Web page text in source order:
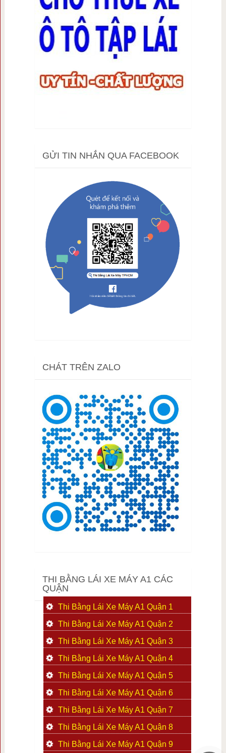
GỬI TIN NHẮN QUA FACEBOOK
CHÁT TRÊN ZALO
THI BẰNG LÁI XE MÁY A1 CÁC
QUẬN
Thi Bằng Lái Xe Máy A1 Quận 1
Thi Bằng Lái Xe Máy A1 Quận 2
Thi Bằng Lái Xe Máy A1 Quận 3
Thi Bằng Lái Xe Máy A1 Quận 4
Thi Bằng Lái Xe Máy A1 Quận 5
Thi Bằng Lái Xe Máy A1 Quận 6
Thi Bằng Lái Xe Máy A1 Quận 7
Thi Bằng Lái Xe Máy A1 Quận 8
Thi Bằng Lái Xe Máy A1 Quận 9